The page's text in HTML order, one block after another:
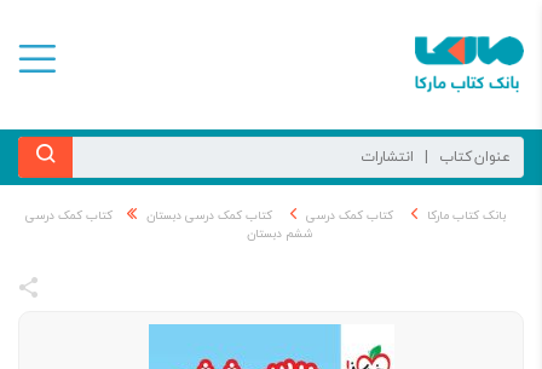
بانک کتاب مارکا کتاب کمک درسی کتاب کمک درسی دبستان
کتاب کمک درسی
ششم دبستان